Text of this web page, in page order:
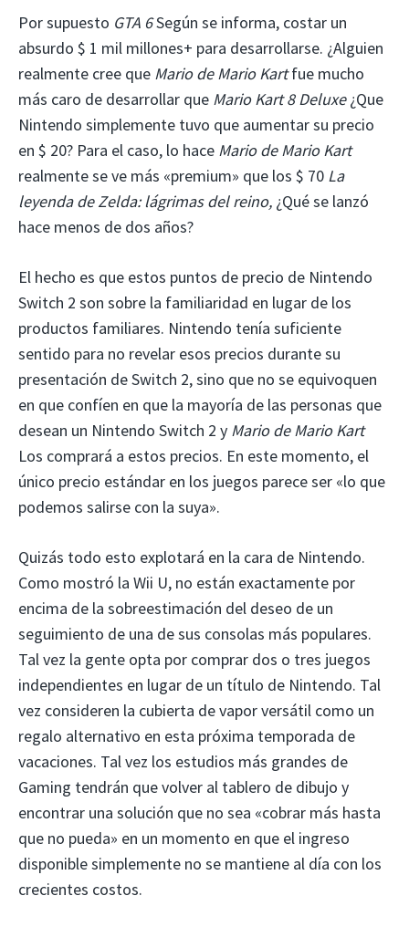
Por supuesto GTA 6Según se informa, costar un
absurdo $ 1 mil millones+ para desarrollarse. ¿Alguien
realmente cree que Mario de Mario Kartfue mucho
más caro de desarrollar que Mario Kart 8 Deluxe¿Que
Nintendo simplemente tuvo que aumentar su precio
en $ 20? Para el caso, lo hace Mario de Mario Kart
realmente se ve más «premium» que los $ 70 La
leyenda de Zelda: lágrimas del reino, ¿Qué se lanzó
hace menos de dos años?
El hecho es que estos puntos de precio de Nintendo
Switch 2 son sobre la familiaridad en lugar de los
productos familiares. Nintendo tenía suficiente
sentido para no revelar esos precios durante su
presentación de Switch 2, sino que no se equivoquen
en que confíen en que la mayoría de las personas que
desean un Nintendo Switch 2 y Mario de Mario Kart
Los comprará a estos precios. En este momento, el
único precio estándar en los juegos parece ser «lo que
podemos salirse con la suya».
Quizás todo esto explotará en la cara de Nintendo.
Como mostró la Wii U, no están exactamente por
encima de la sobreestimación del deseo de un
seguimiento de una de sus consolas más populares.
Tal vez la gente opta por comprar dos o tres juegos
independientes en lugar de un título de Nintendo. Tal
vez consideren la cubierta de vapor versátil como un
regalo alternativo en esta próxima temporada de
vacaciones. Tal vez los estudios más grandes de
Gaming tendrán que volver al tablero de dibujo y
encontrar una solución que no sea «cobrar más hasta
que no pueda» en un momento en que el ingreso
disponible simplemente no se mantiene al día con los
crecientes costos.